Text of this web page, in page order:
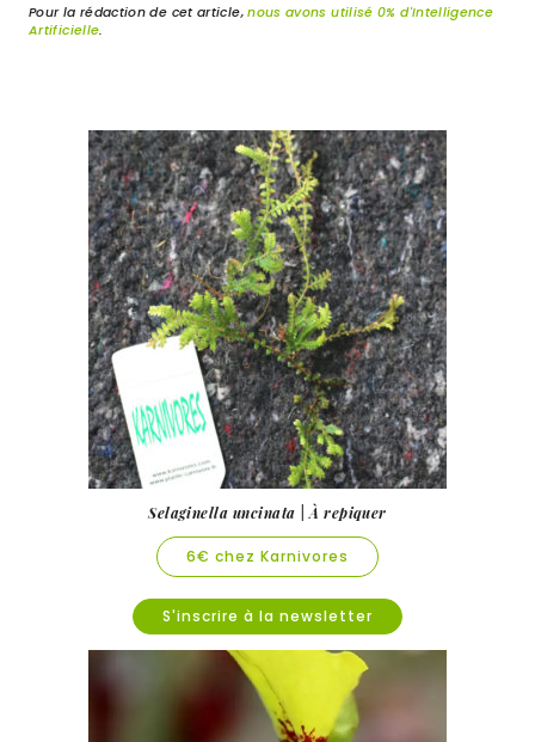
Pour la rédaction de cet article,nous avons utilisé 0% d'Intelligence
Artificielle.
Selaginella uncinata | À repiquer
6€ chez Karnivores
S'inscrire à la newsletter